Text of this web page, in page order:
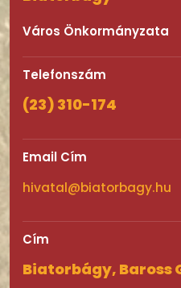
Város Önkormányzata
Telefonszám
(23) 310-174
Email Cím
hivatal@biatorbagy.hu
Cím
Biatorbágy, Baross